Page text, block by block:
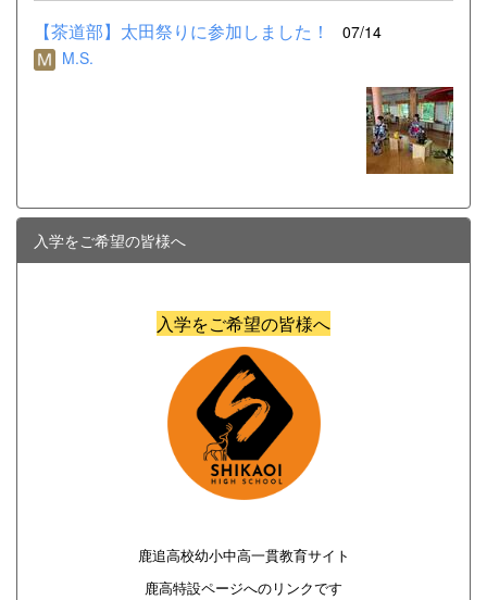
【茶道部】太田祭りに参加しました！
07/14
M.S.
入学をご希望の皆様へ
入学をご希望の皆様へ
鹿追高校幼小中高一貫教育サイト
鹿高特設ページへのリンクです